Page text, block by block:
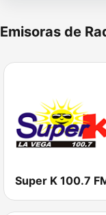
Emisoras de
Super K 100.7